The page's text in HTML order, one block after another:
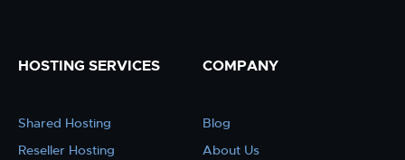
HOSTING SERVICES
Shared Hosting
Reseller Hosting
COMPANY
Blog
About Us